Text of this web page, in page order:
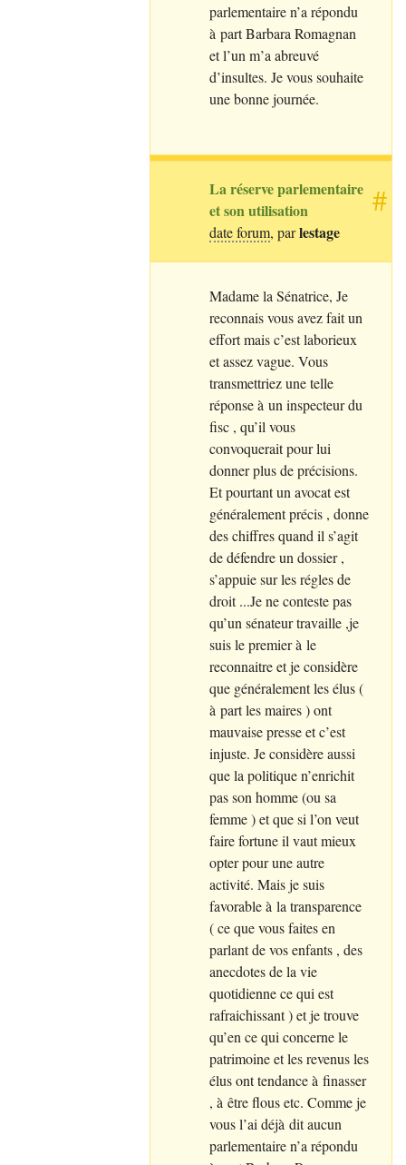
parlementaire n’a répondu
à part Barbara Romagnan
et l’un m’a abreuvé
d’insultes. Je vous souhaite
une bonne journée.
#
La réserve parlementaire
et son utilisation
date forum, parlestage
Madame la Sénatrice, Je
reconnais vous avez fait un
effort mais c’est laborieux
et assez vague. Vous
transmettriez une telle
réponse à un inspecteur du
fisc , qu’il vous
convoquerait pour lui
donner plus de précisions.
Et pourtant un avocat est
généralement précis , donne
des chiffres quand il s’agit
de défendre un dossier ,
s’appuie sur les régles de
droit ...Je ne conteste pas
qu’un sénateur travaille ,je
suis le premier à le
reconnaitre et je considère
que généralement les élus (
à part les maires ) ont
mauvaise presse et c’est
injuste. Je considère aussi
que la politique n’enrichit
pas son homme (ou sa
femme ) et que si l’on veut
faire fortune il vaut mieux
opter pour une autre
activité. Mais je suis
favorable à la transparence
( ce que vous faites en
parlant de vos enfants , des
anecdotes de la vie
quotidienne ce qui est
rafraichissant ) et je trouve
qu’en ce qui concerne le
patrimoine et les revenus les
élus ont tendance à finasser
, à être flous etc. Comme je
vous l’ai déjà dit aucun
parlementaire n’a répondu